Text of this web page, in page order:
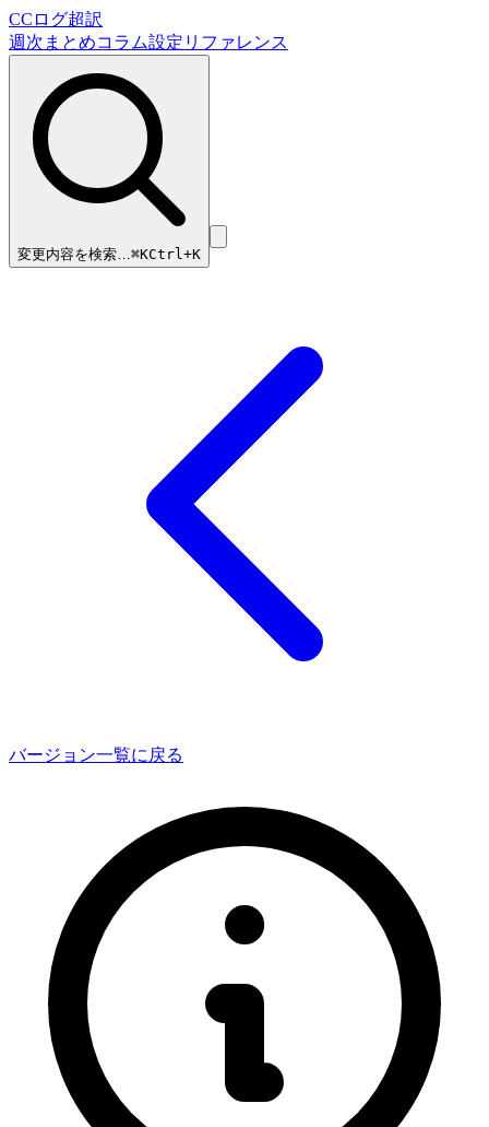
CCログ超訳
週次まとめコラム設定リファレンス
変更内容を検索…⌘KCtrl+K
バージョン一覧に戻る